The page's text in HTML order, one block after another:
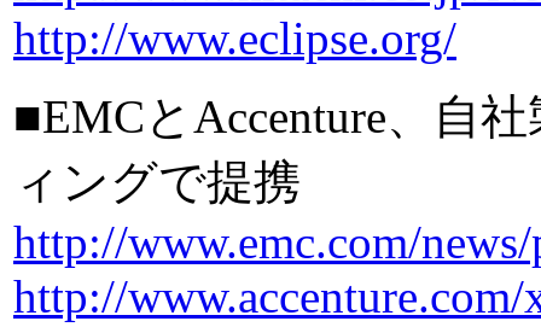
http://www.eclipse.org/
■EMCとAccenture、自
ィングで提携
http://www.emc.com/
http://www.accenture.com/